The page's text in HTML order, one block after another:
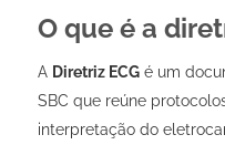
O que é a
A Diretriz ECGé um
SBC que reúne
interpretação do